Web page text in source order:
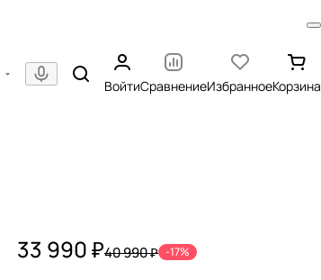
ВойтиСравнениеИзбранноеКорзина
33 990 ₽40 990 ₽ -17%